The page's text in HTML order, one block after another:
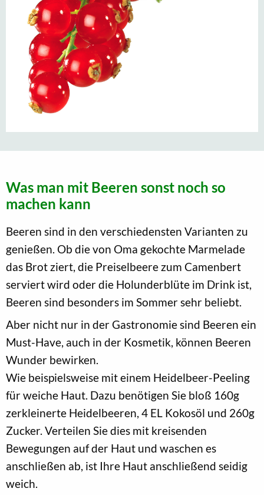
Was man mit Beeren sonst noch so
machen kann
Beeren sind in den verschiedensten Varianten zu
genießen. Ob die von Oma gekochte Marmelade
das Brot ziert, die Preiselbeere zum Camenbert
serviert wird oder die Holunderblüte im Drink ist,
Beeren sind besonders im Sommer sehr beliebt.
Aber nicht nur in der Gastronomie sind Beeren ein
Must-Have, auch in der Kosmetik, können Beeren
Wunder bewirken.
Wie beispielsweise mit einem Heidelbeer-Peeling
für weiche Haut. Dazu benötigen Sie bloß 160g
zerkleinerte Heidelbeeren, 4 EL Kokosöl und 260g
Zucker. Verteilen Sie dies mit kreisenden
Bewegungen auf der Haut und waschen es
anschließen ab, ist Ihre Haut anschließend seidig
weich.